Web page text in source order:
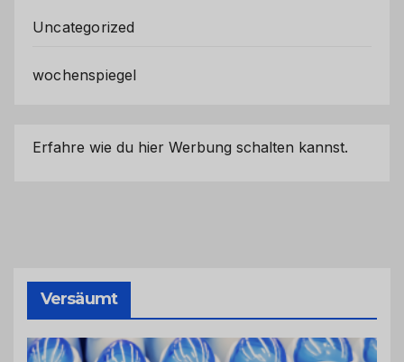
Uncategorized
wochenspiegel
Erfahre wie du hier Werbung schalten kannst.
Versäumt